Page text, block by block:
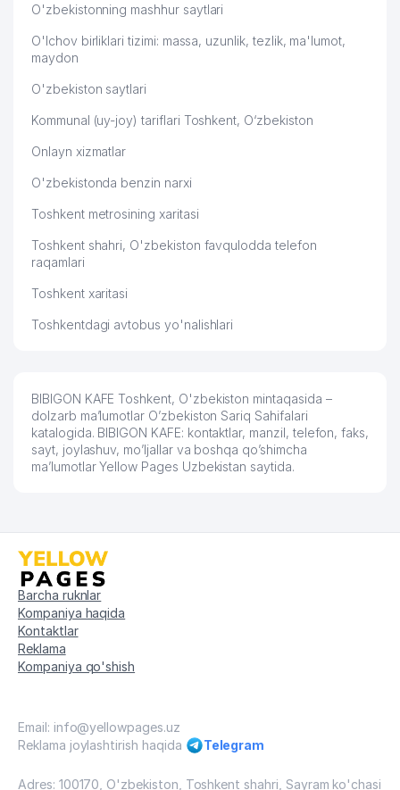
48 EVAPOLLY COMPANY MChJ
49
FRANTSIYA RESPUBLIKASI
50
NOGIRONLARNI REABILITATSIA
QILISH VA PROTEZLASH MILLIY
53 EKO SPA TRIUMF MChJ
AJ
55
ALFA INVEST MChJ TOSHKENT
57 LUX OPTIC XUSUSIY KORXONASI
58
AL-MAHMUD MASLAHATI
ADVOKATLIK FIRMASI
60
INDUSTRIAL TECHNO CONSULT
MChJ
61 ENERGIYA DISPETCHER MARKAZI
62
63
TRAINING PLUS SUCCESS
64
O'ZBEKISTON RESPUBLIKASI
PREZIDENT ADMINISTRASIYASI
QOSHIDAGI BOSH TIBBIY
O'zbekistonning mashhur saytlari
O'lchov birliklari tizimi: massa, uzunlik, tezlik, ma'lumot,
maydon
O'zbekiston saytlari
Kommunal (uy-joy) tariflari Toshkent, O‘zbekiston
Onlayn xizmatlar
O'zbekistonda benzin narxi
Toshkent metrosining xaritasi
Toshkent shahri, O'zbekiston favqulodda telefon
raqamlari
Toshkent xaritasi
Toshkentdagi avtobus yo'nalishlari
BIBIGON KAFE Toshkent, O'zbekiston mintaqasida –
dolzarb ma’lumotlar O’zbekiston Sariq Sahifalari
katalogida. BIBIGON KAFE: kontaktlar, manzil, telefon, faks,
sayt, joylashuv, mo’ljallar va boshqa qo’shimcha
ma’lumotlar Yellow Pages Uzbekistan saytida.
Barcha ruknlar
Kompaniya haqida
Kontaktlar
Reklama
Kompaniya qo'shish
Email: info@yellowpages.uz
Reklama joylashtirish haqida
Telegram
Adres: 100170, O'zbekiston, Toshkent shahri, Sayram ko'chasi